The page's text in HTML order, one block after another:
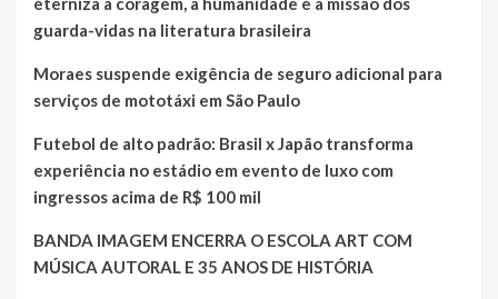
guarda-vidas na literatura brasileira
Moraes suspende exigência de seguro adicional para
serviços de mototáxi em São Paulo
Futebol de alto padrão: Brasil x Japão transforma
experiência no estádio em evento de luxo com
ingressos acima de R$ 100 mil
BANDA IMAGEM ENCERRA O ESCOLA ART COM
MÚSICA AUTORAL E 35 ANOS DE HISTÓRIA